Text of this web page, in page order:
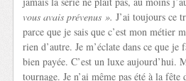
vous avais prévenus ». J’ai toujours ce
parce que je sais que c’est mon métier
rien d’autre. Je m’éclate dans ce que
bien payée. C’est un luxe aujourd’hui.
tournage. Je n’ai même pas été à la